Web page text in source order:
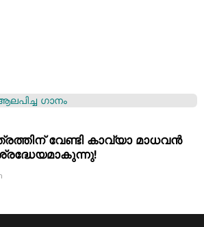
വേണ്ടി കാവ്യാ മാധവൻ